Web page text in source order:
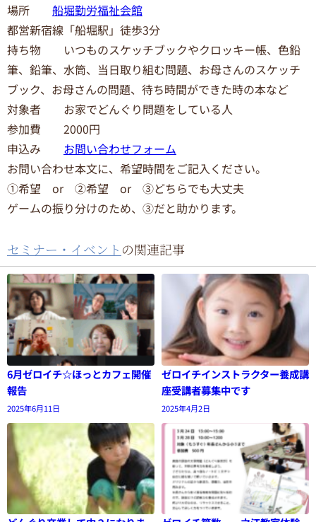
場所 船堀勤労福祉会館
都営新宿線「船堀駅」徒歩3分
持ち物 いつものスケッチブックやクロッキー帳、色鉛
筆、鉛筆、水筒、当日取り組む問題、お母さんのスケッチ
ブック、お母さんの問題、待ち時間ができた時の本など
対象者 お家でどんぐり問題をしている人
参加費 2000円
申込み お問い合わせフォーム
お問い合わせ本文に、希望時間をご記入ください。
①希望 or ②希望 or ③どちらでも大丈夫
ゲームの振り分けのため、③だと助かります。
セミナー・イベント の関連記事
6月ゼロイチ☆ほっとカフェ開催
報告
2025年6月11日
ゼロイチインストラクター養成講
座受講者募集中です
2025年4月2日